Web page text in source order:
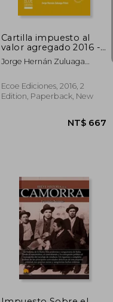
Cartilla impuesto al
valor agregado 2016 -
2da edición (in
Spanish)
Jorge Hernán Zuluaga
Ecoe Ediciones, 2016, 2
Edition, Paperback, New